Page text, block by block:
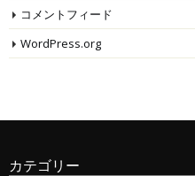
コメントフィード
WordPress.org
カテゴリー